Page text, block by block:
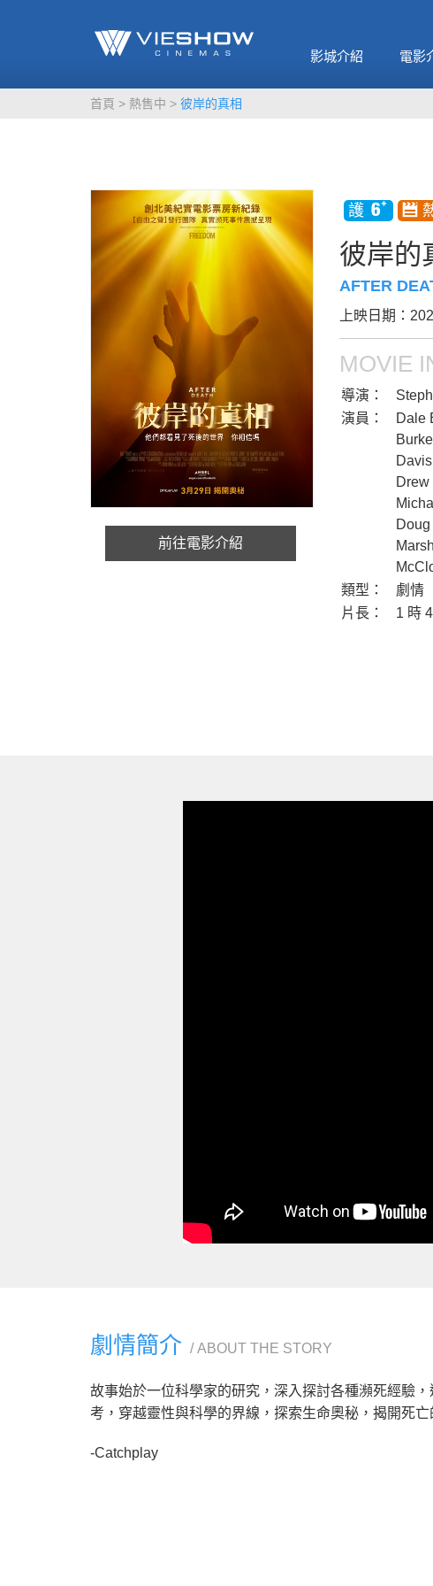
影城介紹 電影
MORE
MORE
首頁 熱售中 彼岸的真相
前往電影介紹
彼岸的
AFTER
上映日期：
MOVIE
導演：
演員：
Dale
Drew
類型：
劇情
片長：
1 時
劇情簡介 ABOUT THE STORY
故事始於一位科學家的研究，深入探討各種瀕死經驗
考，穿越靈性與科學的界線，探索生命奧秘，揭開死亡
-Catchplay